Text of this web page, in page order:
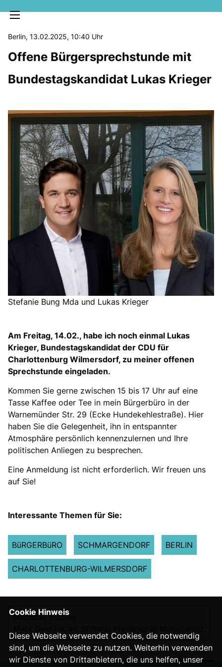
MELDUNGEN
SOZIALE MEDIEN
KLARTEXT
Berlin, 13.02.2025, 10:40 Uhr
Offene Bürgersprechstunde mit
Bundestagskandidat Lukas Krieger
Am Freitag, 14.02., habe ich noch einmal Lukas
Krieger, Bundestagskandidat der CDU für
Charlottenburg Wilmersdorf, zu meiner offenen
Sprechstunde eingeladen.
Kommen Sie gerne zwischen 15 bis 17 Uhr auf eine
Tasse Kaffee oder Tee in mein Bürgerbüro in der
Warnemünder Str. 29 (Ecke Hundekehlestraße). Hier
haben Sie die Gelegenheit, ihn in entspannter
Atmosphäre persönlich kennenzulernen und Ihre
politischen Anliegen zu besprechen.
Eine Anmeldung ist nicht erforderlich. Wir freuen uns
auf Sie!
Interessante Themen für Sie:
BüRGERBüRO SCHMARGENDORF BERLIN
CHARLOTTENBURG-WILMERSDORF
Nächster Beitrag
Stefanie Bung Mda und Lukas Krieger
Cookie Hinweis
Diese Webseite verwendet Cookies, die notwendig
sind, um die Webseite zu nutzen. Weiterhin verwenden
wir Dienste von Drittanbietern, die uns helfen, unser